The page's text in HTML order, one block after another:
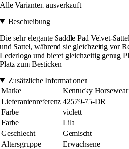
Alle Varianten ausverkauft
Beschreibung
Die sehr elegante Saddle Pad Velvet-
und Sattel, während sie gleichzeitig vor
Lederlogo und bietet gleichzeitig genug
Platz zum Besticken
Zusätzliche Informationen
Marke
Kentucky Horsewear
Lieferantenreferenz 42579-75-DR
Farbe
violett
Farbe
Lila
Geschlecht
Gemischt
Altersgruppe
Erwachsene